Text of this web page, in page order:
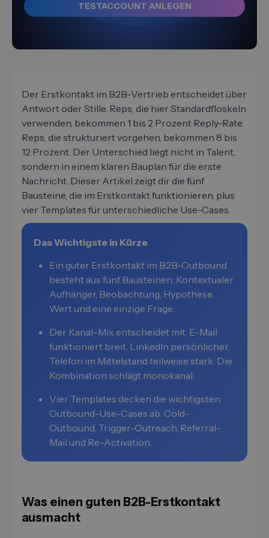
TESTACCOUNT ANLEGEN
Der Erstkontakt im B2B-Vertrieb entscheidet über
Antwort oder Stille. Reps, die hier Standardfloskeln
verwenden, bekommen 1 bis 2 Prozent Reply-Rate.
Reps, die strukturiert vorgehen, bekommen 8 bis
12 Prozent. Der Unterschied liegt nicht in Talent,
sondern in einem klaren Bauplan für die erste
Nachricht. Dieser Artikel zeigt dir die fünf
Bausteine, die im Erstkontakt funktionieren, plus
vier Templates für unterschiedliche Use-Cases.
Das Wichtigste in Kürze
Ein guter Erstkontakt im B2B-Outbound
besteht aus fünf Bausteinen: Kontextualer
Aufhänger, Beobachtung, Hypothese,
Wert und eine einzige Frage.
Der Kanal-Mix entscheidet mit. E-Mail
funktioniert breit, LinkedIn persönlicher,
Telefon im Mittelstand teilweise stark. Die
Kombination schlägt monokanal.
Vier Templates decken die wichtigsten
Outbound-Use-Cases ab: Cold-
Outbound, Trigger-Outreach, Referral-
Mail und Re-Activation.
Was einen guten B2B-Erstkontakt
ausmacht